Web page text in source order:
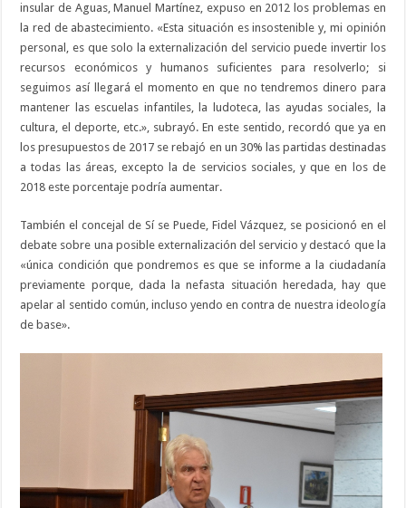
insular de Aguas, Manuel Martínez, expuso en 2012 los problemas en
la red de abastecimiento. «Esta situación es insostenible y, mi opinión
personal, es que solo la externalización del servicio puede invertir los
recursos económicos y humanos suficientes para resolverlo; si
seguimos así llegará el momento en que no tendremos dinero para
mantener las escuelas infantiles, la ludoteca, las ayudas sociales, la
cultura, el deporte, etc.», subrayó. En este sentido, recordó que ya en
los presupuestos de 2017 se rebajó en un 30% las partidas destinadas
a todas las áreas, excepto la de servicios sociales, y que en los de
2018 este porcentaje podría aumentar.
También el concejal de Sí se Puede, Fidel Vázquez, se posicionó en el
debate sobre una posible externalización del servicio y destacó que la
«única condición que pondremos es que se informe a la ciudadanía
previamente porque, dada la nefasta situación heredada, hay que
apelar al sentido común, incluso yendo en contra de nuestra ideología
de base».